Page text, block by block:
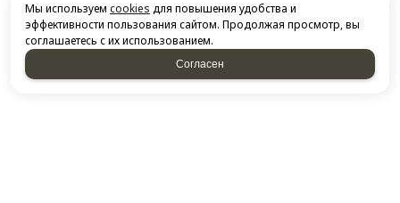
Мы используем cookies для повышения удобства и
эффективности пользования сайтом. Продолжая просмотр, вы
соглашаетесь с их использованием.
Согласен